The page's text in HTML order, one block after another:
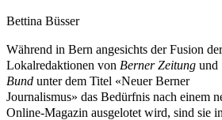
Bettina Büsser
Während in Bern angesichts der Fusion der
Lokalredaktionen von Berner Zeitung und
Bund unter dem Titel «Neuer Berner
Journalismus» das Bedürfnis nach einem
Online-Magazin ausgelotet wird, sind sie